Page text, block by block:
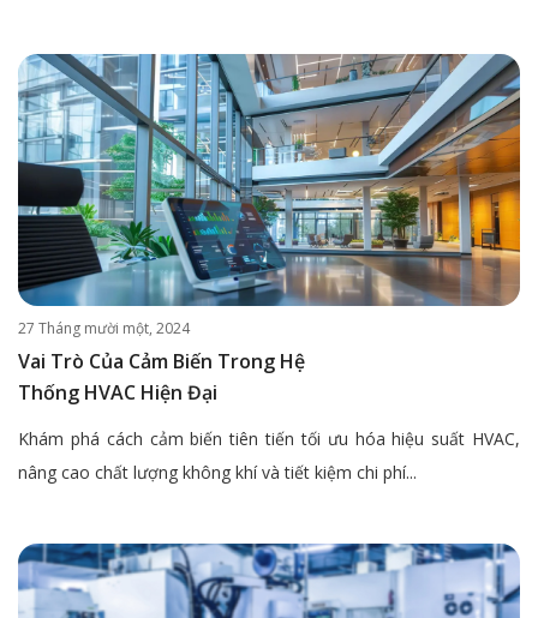
27 Tháng mười một, 2024
Vai Trò Của Cảm Biến Trong Hệ
Thống HVAC Hiện Đại
Khám phá cách cảm biến tiên tiến tối ưu hóa hiệu suất HVAC,
nâng cao chất lượng không khí và tiết kiệm chi phí...